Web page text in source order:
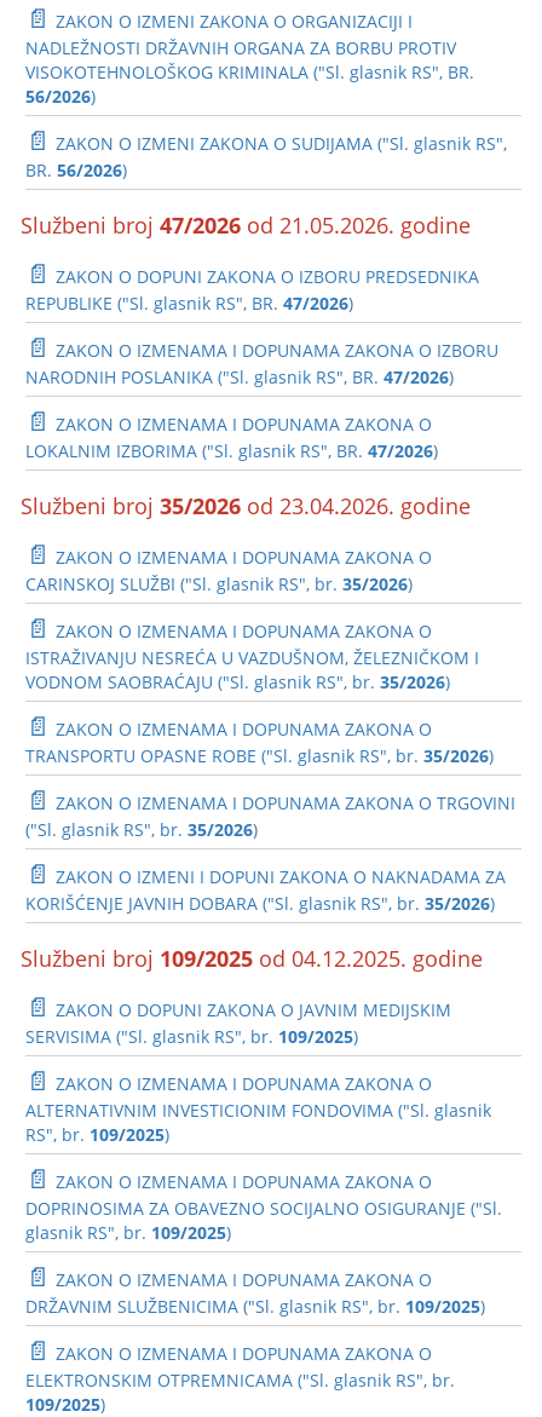
📄 ZAKON O IZMENI ZAKONA O ORGANIZACIJI I
NADLEŽNOSTI DRŽAVNIH ORGANA ZA BORBU PROTIV
VISOKOTEHNOLOŠKOG KRIMINALA ("Sl. glasnik RS", BR.
56/2026)
📄 ZAKON O IZMENI ZAKONA O SUDIJAMA ("Sl. glasnik RS",
BR.56/2026)
Službeni broj47/2026 od 21.05.2026. godine
📄 ZAKON O DOPUNI ZAKONA O IZBORU PREDSEDNIKA
REPUBLIKE ("Sl. glasnik RS", BR.47/2026)
📄 ZAKON O IZMENAMA I DOPUNAMA ZAKONA O IZBORU
NARODNIH POSLANIKA ("Sl. glasnik RS", BR.47/2026)
📄 ZAKON O IZMENAMA I DOPUNAMA ZAKONA O
LOKALNIM IZBORIMA ("Sl. glasnik RS", BR.47/2026)
Službeni broj35/2026 od 23.04.2026. godine
📄 ZAKON O IZMENAMA I DOPUNAMA ZAKONA O
CARINSKOJ SLUŽBI ("Sl. glasnik RS", br.35/2026)
📄 ZAKON O IZMENAMA I DOPUNAMA ZAKONA O
ISTRAŽIVANJU NESREĆA U VAZDUŠNOM, ŽELEZNIČKOM I
VODNOM SAOBRAĆAJU ("Sl. glasnik RS", br.35/2026)
📄 ZAKON O IZMENAMA I DOPUNAMA ZAKONA O
TRANSPORTU OPASNE ROBE ("Sl. glasnik RS", br.35/2026)
📄 ZAKON O IZMENAMA I DOPUNAMA ZAKONA O TRGOVINI
("Sl. glasnik RS", br.35/2026)
📄 ZAKON O IZMENI I DOPUNI ZAKONA O NAKNADAMA ZA
KORIŠĆENJE JAVNIH DOBARA ("Sl. glasnik RS", br.35/2026)
Službeni broj 109/2025 od 04.12.2025. godine
📄 ZAKON O DOPUNI ZAKONA O JAVNIM MEDIJSKIM
SERVISIMA ("Sl. glasnik RS", br. 109/2025)
📄 ZAKON O IZMENAMA I DOPUNAMA ZAKONA O
ALTERNATIVNIM INVESTICIONIM FONDOVIMA ("Sl. glasnik
RS", br. 109/2025)
📄 ZAKON O IZMENAMA I DOPUNAMA ZAKONA O
DOPRINOSIMA ZA OBAVEZNO SOCIJALNO OSIGURANJE ("Sl.
glasnik RS", br. 109/2025)
📄 ZAKON O IZMENAMA I DOPUNAMA ZAKONA O
DRŽAVNIM SLUŽBENICIMA ("Sl. glasnik RS", br. 109/2025)
📄 ZAKON O IZMENAMA I DOPUNAMA ZAKONA O
ELEKTRONSKIM OTPREMNICAMA ("Sl. glasnik RS", br.
109/2025)